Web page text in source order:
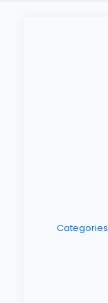
Categories